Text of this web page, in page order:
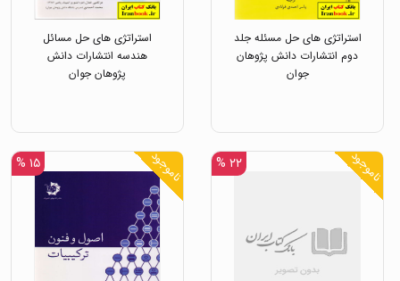
استراتژی های حل مسئله جلد
دوم انتشارات دانش پژوهان
جوان
استراتژی های حل مسائل
هندسه انتشارات دانش
پژوهان جوان
ناموجود ۲۲ % ناموجود ۱۵ %